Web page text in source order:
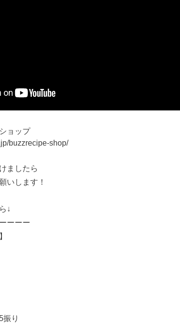
ョップ
buzzrecipe-shop/
ましたら
いします！
↓
ーーー
り